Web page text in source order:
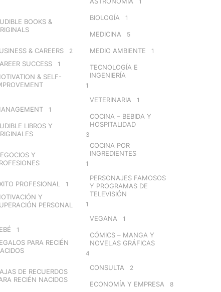
BOOKS &
& CAREERS 2
SUCCESS 1
& SELF-
1
LIBROS Y
Y
PROFESIONAL 1
Y
PERSONAL
1
PARA RECIÉN
DE RECUERDOS
RECIÉN NACIDOS
BIOLOGÍA 1
MEDICINA 5
MEDIO AMBIENTE 1
TECNOLOGÍA E
INGENIERÍA
1
VETERINARIA 1
COCINA – BEBIDA Y
HOSPITALIDAD
3
COCINA POR
INGREDIENTES
1
PERSONAJES FAMOSOS
Y PROGRAMAS DE
TELEVISIÓN
1
VEGANA 1
CÓMICS – MANGA Y
NOVELAS GRÁFICAS
4
CONSULTA 2
ECONOMÍA Y EMPRESA 8